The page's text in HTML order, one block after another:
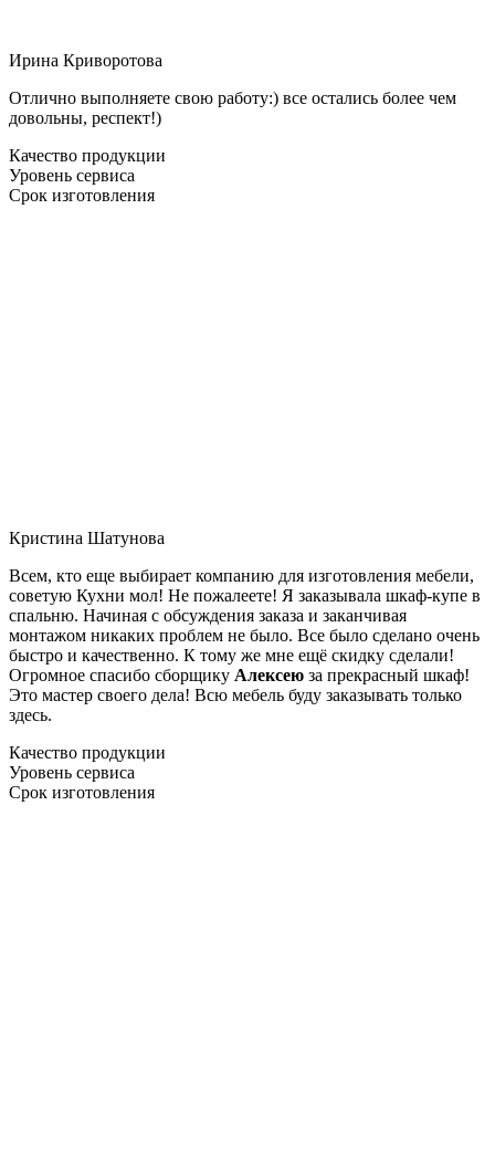
Ирина Криворотова
Отлично выполняете свою работу:) все остались более чем
довольны, респект!)
Качество продукции
Уровень сервиса
Срок изготовления
Кристина Шатунова
Всем, кто еще выбирает компанию для изготовления мебели,
советую Кухни мол! Не пожалеете! Я заказывала шкаф-купе в
спальню. Начиная с обсуждения заказа и заканчивая
монтажом никаких проблем не было. Все было сделано очень
быстро и качественно. К тому же мне ещё скидку сделали!
Огромное спасибо сборщику Алексею за прекрасный шкаф!
Это мастер своего дела! Всю мебель буду заказывать только
здесь.
Качество продукции
Уровень сервиса
Срок изготовления